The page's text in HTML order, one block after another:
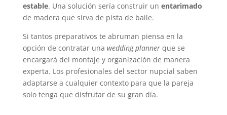
estable. Una solución sería construir un entarimado
de madera que sirva de pista de baile.
Si tantos preparativos te abruman piensa en la
opción de contratar una wedding plannerque se
encargará del montaje y organización de manera
experta. Los profesionales del sector nupcial saben
adaptarse a cualquier contexto para que la pareja
solo tenga que disfrutar de su gran día.